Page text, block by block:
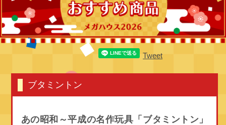
Tweet
ブタミントン
あの昭和～平成の名作玩具 「ブタミントン」